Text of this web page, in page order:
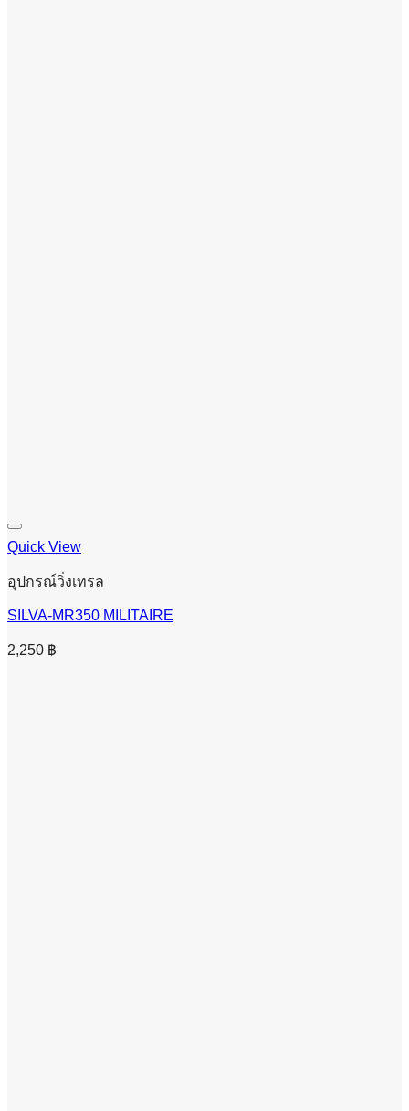
Quick View
อุปกรณ์วิ่งเทรล
SILVA-MR350 MILITAIRE
2,250 ฿